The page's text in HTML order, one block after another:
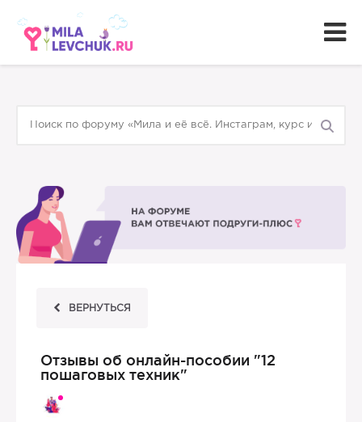
ВЕРНУТЬСЯ
Отзывы об онлайн-пособии "12
пошаговых техник"